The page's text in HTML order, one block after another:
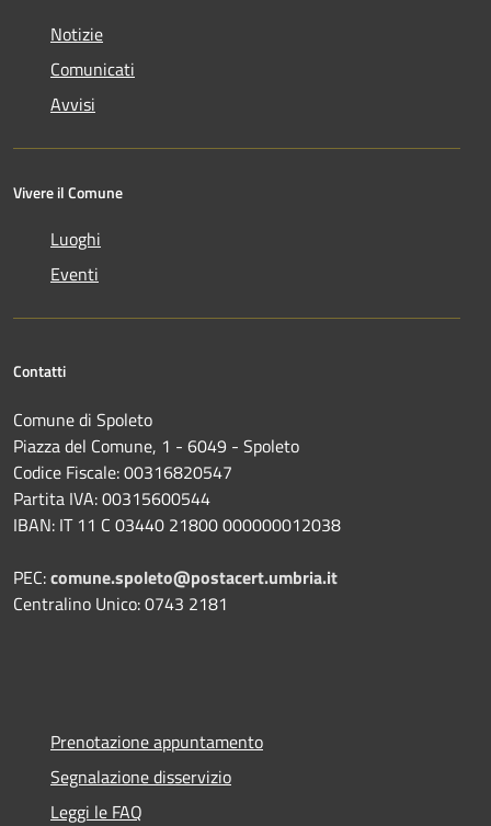
Notizie
Comunicati
Avvisi
Vivere il Comune
Luoghi
Eventi
Contatti
Comune di Spoleto
Piazza del Comune, 1 - 6049 - Spoleto
Codice Fiscale: 00316820547
Partita IVA: 00315600544
IBAN: IT 11 C 03440 21800 000000012038
PEC:comune.spoleto@postacert.umbria.it
Centralino Unico: 0743 2181
Prenotazione appuntamento
Segnalazione disservizio
Leggi le FAQ